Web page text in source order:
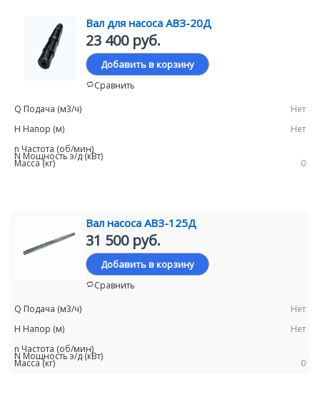
Вал для насоса АВЗ-20Д
23 400 руб.
Добавить в корзину
Сравнить
Нет
Нет
0
Вал насоса АВЗ-125Д
31 500 руб.
Добавить в корзину
Сравнить
Нет
Нет
0